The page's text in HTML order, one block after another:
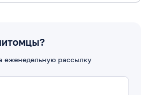
еженедельную рассылку